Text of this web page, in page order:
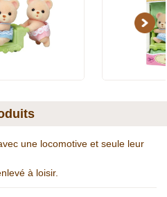
Next
une locomotive et seule leur
à loisir.